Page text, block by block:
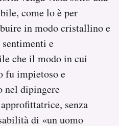
come lo è per
in modo cristallino e
e
che il modo in cui
fu impietoso e
nel dipingere
senza
di «un uomo